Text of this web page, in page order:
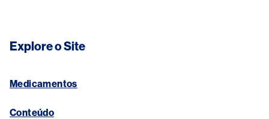
Explore o Site
Medicamentos
Conteúdo